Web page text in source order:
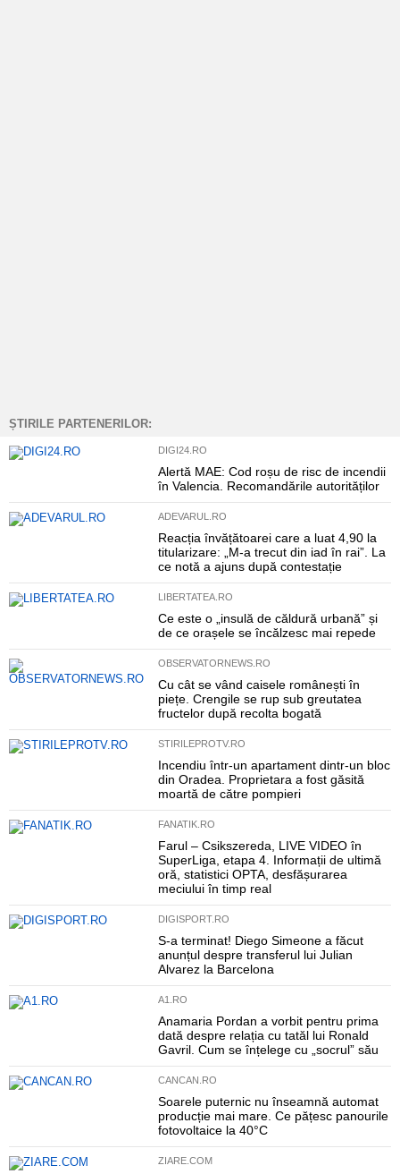
ȘTIRILE PARTENERILOR:
DIGI24.RO
Alertă MAE: Cod roșu de risc de incendii
în Valencia. Recomandările autorităților
ADEVARUL.RO
Reacția învățătoarei care a luat 4,90 la
titularizare: „M-a trecut din iad în rai”. La
ce notă a ajuns după contestație
LIBERTATEA.RO
Ce este o „insulă de căldură urbană” și
de ce orașele se încălzesc mai repede
OBSERVATORNEWS.RO
Cu cât se vând caisele românești în
piețe. Crengile se rup sub greutatea
fructelor după recolta bogată
STIRILEPROTV.RO
Incendiu într-un apartament dintr-un bloc
din Oradea. Proprietara a fost găsită
moartă de către pompieri
FANATIK.RO
Farul – Csikszereda, LIVE VIDEO în
SuperLiga, etapa 4. Informații de ultimă
oră, statistici OPTA, desfășurarea
meciului în timp real
DIGISPORT.RO
S-a terminat! Diego Simeone a făcut
anunțul despre transferul lui Julian
Alvarez la Barcelona
A1.RO
Anamaria Pordan a vorbit pentru prima
dată despre relația cu tatăl lui Ronald
Gavril. Cum se înțelege cu „socrul” său
CANCAN.RO
Soarele puternic nu înseamnă automat
producție mai mare. Ce pățesc panourile
fotovoltaice la 40°C
ZIARE.COM